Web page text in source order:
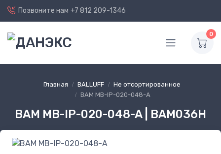
Позвоните нам +7 812 209-1346
0
Главная BALLUFF
Не отсортированное
BAM MB-IP-020-048-A
BAM MB-IP-020-048-A | BAM036H